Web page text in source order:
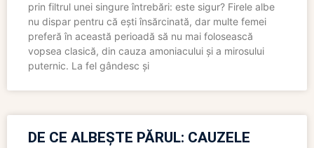
prin filtrul unei singure întrebări: este sigur? Firele albe
nu dispar pentru că ești însărcinată, dar multe femei
preferă în această perioadă să nu mai folosească
vopsea clasică, din cauza amoniacului și a mirosului
puternic. La fel gândesc și
DE CE ALBEȘTE PĂRUL: CAUZELE